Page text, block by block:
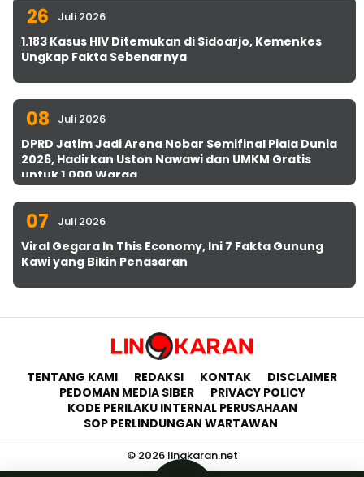
26 Juli 2026
1.183 Kasus HIV Ditemukan di Sidoarjo, Kemenkes
Ungkap Fakta Sebenarnya
08 Juli 2026
DPRD Jatim Jadi Arena Nobar Semifinal Piala Dunia
2026, Hadirkan Uston Nawawi dan UMKM Gratis
untuk 1.000 Warga
07 Juli 2026
Viral Gegara In This Economy, Ini 7 Fakta Gunung
Kawi yang Bikin Penasaran
TENTANG KAMI REDAKSI KONTAK
DISCLAIMER
PEDOMAN MEDIA SIBER
PRIVACY POLICY
KODE PERILAKU INTERNAL PERUSAHAAN
SOP PERLINDUNGAN WARTAWAN
© 2026 lingkaran.net